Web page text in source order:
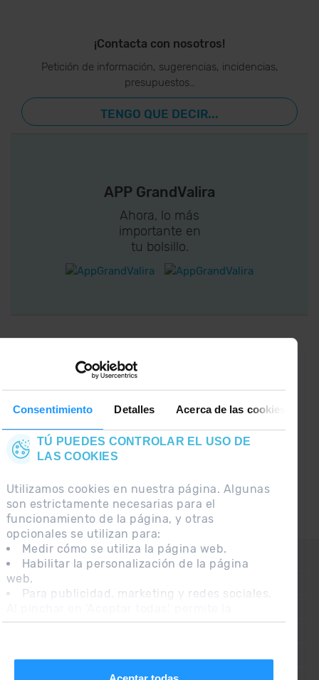
Consentimiento Detalles Acerca de las cookies
TÚ PUEDES CONTROLAR EL USO DE
LAS COOKIES
Utilizamos cookies en nuestra página. Algunas
son estrictamente necesarias para el
funcionamiento de la página, y otras
opcionales se utilizan para:
Medir cómo se utiliza la página web.
Habilitar la personalización de la página
web.
Para publicidad, marketing y redes sociales.
instalación de las cookies. Si prefieres
¡Contacta con nosotros!
Petición de información, sugerencias, incidencias,
presupuestos…
TENGO QUE DECIR...
APP GrandValira
Ahora, lo más
importante en
tu bolsillo.
¡CONECTA CON
GRANDVALIRA!
entérate de lo último el primero :)
CONTACTO
PREGUNTAS FRECUENTES